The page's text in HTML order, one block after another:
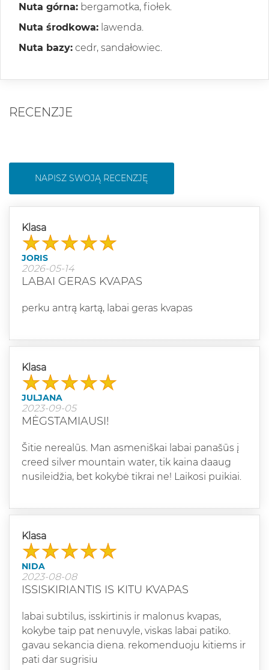
Nuta górna: bergamotka, fiołek.
Nuta środkowa: lawenda.
Nuta bazy: cedr, sandałowiec.
RECENZJE
NAPISZ SWOJĄ RECENZJĘ
Klasa
JORIS
2026-05-14
LABAI GERAS KVAPAS
perku antrą kartą, labai geras kvapas
Klasa
JULJANA
2023-09-05
MĖGSTAMIAUSI!
Šitie nerealūs. Man asmeniškai labai panašūs į
creed silver mountain water, tik kaina daaug
nusileidžia, bet kokybė tikrai ne! Laikosi puikiai.
Klasa
NIDA
2023-08-08
ISSISKIRIANTIS IS KITU KVAPAS
labai subtilus, isskirtinis ir malonus kvapas,
kokybe taip pat nenuvyle, viskas labai patiko.
gavau sekancia diena. rekomenduoju kitiems ir
pati dar sugrisiu